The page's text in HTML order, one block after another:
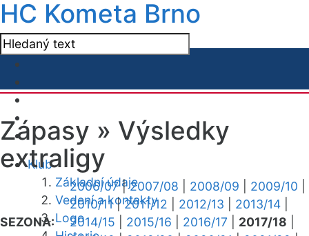
HC Kometa Brno
Klub
Základní údaje
Vedení a kontakty
Logo
Zápasy » Výsledky
extraligy
SEZONA:
2006/07|2007/08 2008/09 2009/10
2010/11|2011/12 2012/13 2013/14
2014/15
2015/16 2016/17 2017/18